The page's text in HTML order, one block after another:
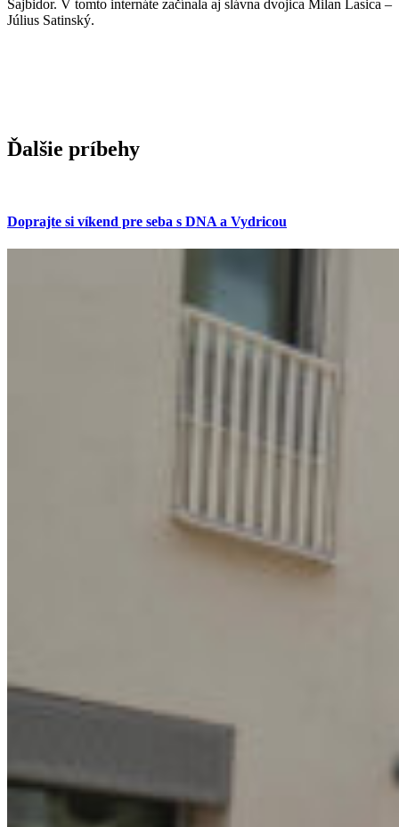
Šajbidor. V tomto internáte začínala aj slávna dvojica Milan Lasica –
Július Satinský.
Ďalšie príbehy
Doprajte si víkend pre seba s DNA a Vydricou